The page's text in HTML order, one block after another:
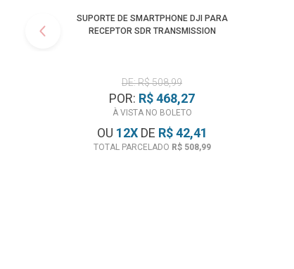
SUPORTE DE SMARTPHONE DJI PARA
RECEPTOR SDR TRANSMISSION
DE: R$ 508,99
POR: R$ 468,27
À VISTA NO BOLETO
OU 12XDE R$ 42,41
TOTAL PARCELADO R$ 508,99